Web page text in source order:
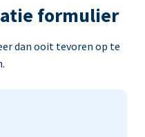
formulier
dan ooit tevoren op te